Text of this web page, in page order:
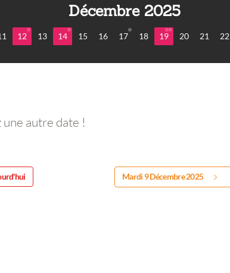
Décembre 2025
12 13 14 15 16 17 18 19 20 21 22
autre date !
Mardi 9 Décembre 2025